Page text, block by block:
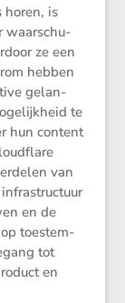
horen, is
waarschu­
ze een
hebben
gelan­
te
hun content
van
en de
op toestem­
tot
en